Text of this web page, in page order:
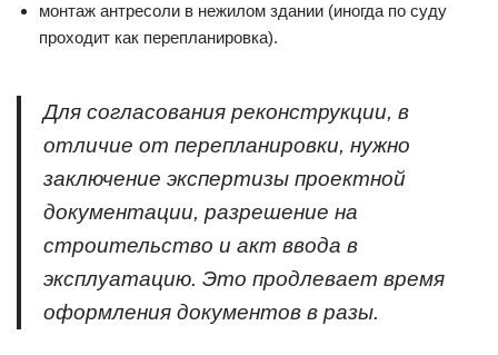
монтаж антресоли в нежилом здании (иногда по суду
проходит как перепланировка).
Для согласования реконструкции, в
отличие от перепланировки, нужно
заключение экспертизы проектной
документации, разрешение на
строительство и акт ввода в
эксплуатацию. Это продлевает время
оформления документов в разы.